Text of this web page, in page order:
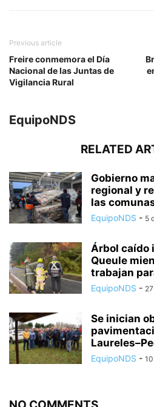
Previous article
Freire conmemora el Día
Nacional de las Juntas de
Vigilancia Rural
EquipoNDS
RELATED
Gobierno
regional y
las
EquipoNDS - 5
Árbol caído
Queule
trabajan
EquipoNDS -
Se inician
EquipoNDS -